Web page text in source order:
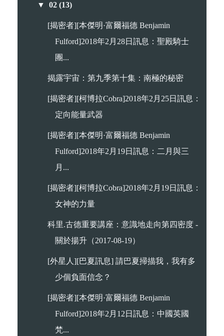
▼02(13)
[揭密者][本傑明·富爾福德 Benjamin
Fulford]2018年2月28日訊息：聖殿騎士
團...
揭露宇宙：第九季第十集：南極的秘密
[揭密者][柯博拉Cobra]2018年2月25日訊息：
定向能量武器
[揭密者][本傑明·富爾福德 Benjamin
Fulford]2018年2月19日訊息：二月與三
月...
[揭密者][柯博拉Cobra]2018年2月19日訊息：
女神的力量
科里.古德重要講座：意識地走向第四密度 -
關於揚升（2017-08-19）
[外星人][巴夏訊息] 請巴夏掃描我，我有多
少個負面信念？
[揭密者][本傑明·富爾福德 Benjamin
Fulford]2018年2月12日訊息：中國英國
梵...